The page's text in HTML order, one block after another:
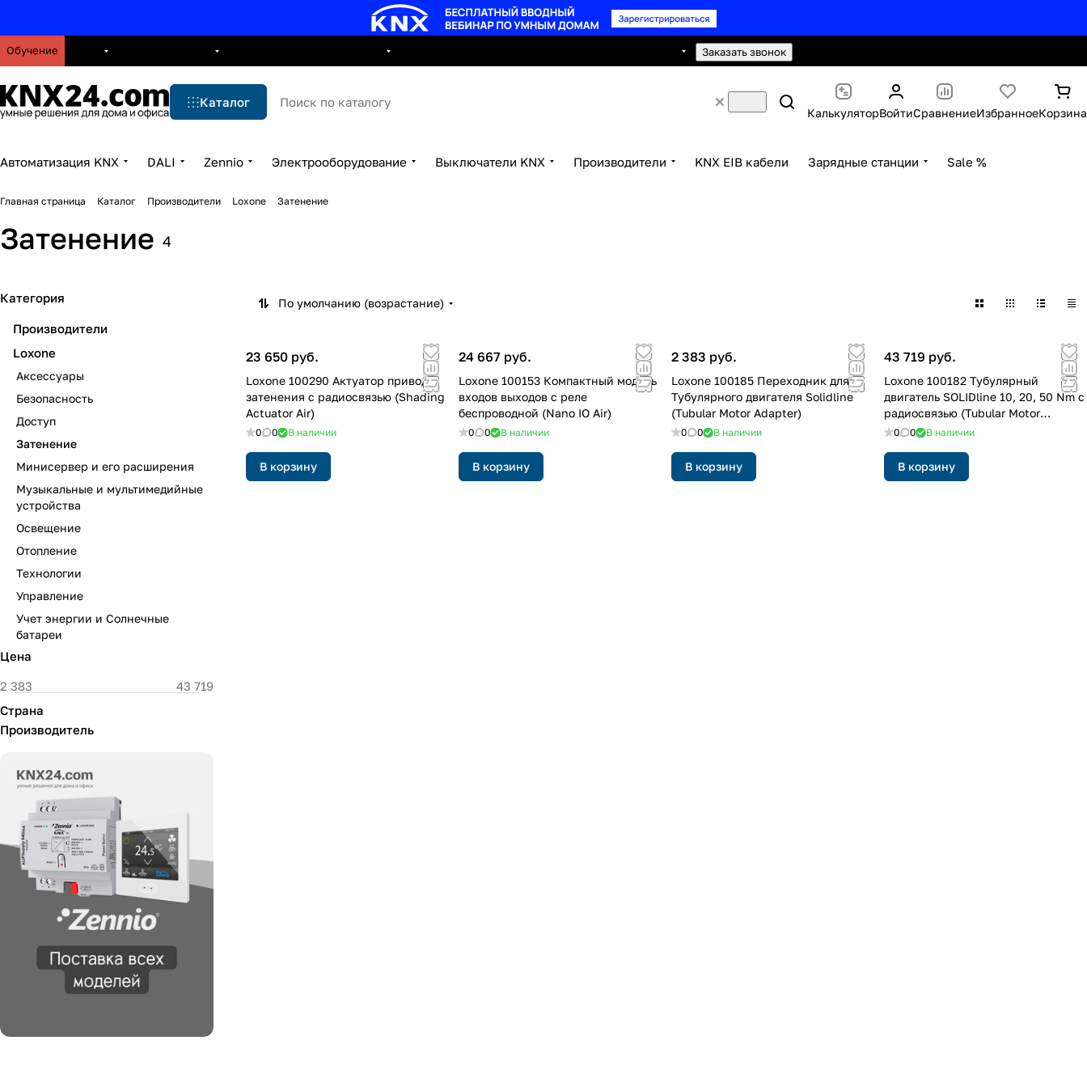
Обучение Заказать звонок
Каталог
КалькуляторВойтиСравнениеИзбранноеКорзина
Автоматизация KNX DALI Zennio Электрооборудование Выключатели KNX Производители KNX EIB кабели Зарядные станции Sale %
Главная страница Каталог Производители Loxone Затенение
Затенение 4
По умолчанию (возрастание)
23 650 руб.
Loxone 100290 Актуатор привода
затенения с радиосвязью (Shading
Actuator Air)
0 0 В наличии
В корзину
24 667 руб.
Loxone 100153 Компактный модуль
входов выходов с реле
беспроводной (Nano IO Air)
0 0 В наличии
В корзину
2 383 руб.
Loxone 100185 Переходник для
Тубулярного двигателя Solidline
(Tubular Motor Adapter)
0 0 В наличии
В корзину
43 719 руб.
Loxone 100182 Тубулярный
двигатель SOLIDline 10, 20, 50 Nm с
радиосвязью (Tubular Motor
SOLIDline Air)
0 0 В наличии
В корзину
Категория
Производители
Loxone
Аксессуары
Безопасность
Доступ
Затенение
Минисервер и его расширения
Музыкальные и мультимедийные
устройства
Освещение
Отопление
Технологии
Управление
Учет энергии и Солнечные
батареи
Цена
Страна
Производитель